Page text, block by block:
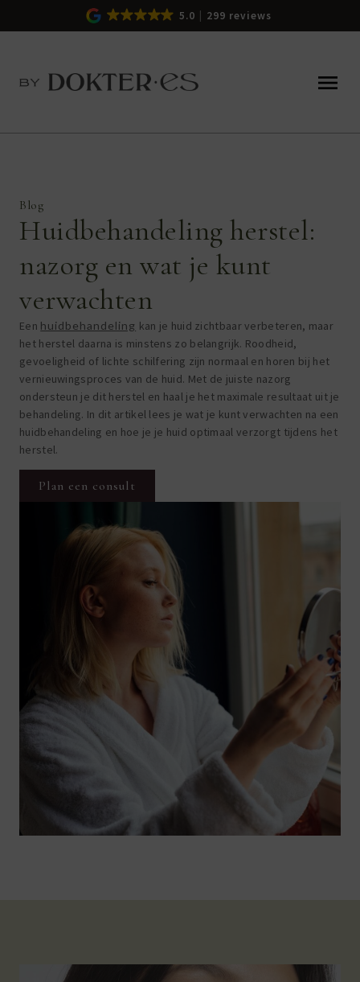
5.0 299 reviews
Blog
Huidbehandeling herstel:
nazorg en wat je kunt
verwachten
Een huidbehandeling kan je huid zichtbaar verbeteren, maar
het herstel daarna is minstens zo belangrijk. Roodheid,
gevoeligheid of lichte schilfering zijn normaal en horen bij het
vernieuwingsproces van de huid. Met de juiste nazorg
ondersteun je dit herstel en haal je het maximale resultaat uit je
behandeling. In dit artikel lees je wat je kunt verwachten na een
huidbehandeling en hoe je je huid optimaal verzorgt tijdens het
herstel.
Plan een consult